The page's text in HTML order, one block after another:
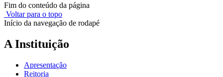
Fim do conteúdo da página
Voltar para o topo
Início da navegação de rodapé
A Instituição
Apresentação
Reitoria